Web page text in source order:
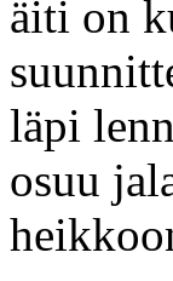
äiti on
läpi
osuu